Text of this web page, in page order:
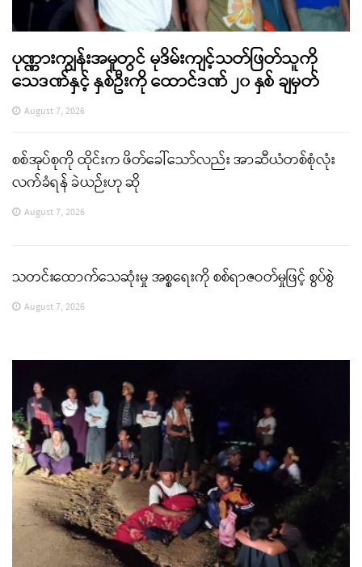
ပုဏ္ဏားကျွန်းအမှုတွင် မုဒိမ်းကျင့်သတ်ဖြတ်သူကို
သေဒဏ်နှင့် နှစ်ဦးကို ထောင်ဒဏ် ၂၀ နှစ် ချမှတ်
August 7, 2026
စစ်အုပ်စုကို ထိုင်းက ဖိတ်ခေါ်သော်လည်း အာဆီယံတစ်စုံလုံး
လက်ခံရန် ခဲယဉ်းဟု ဆို
August 7, 2026
သတင်းထောက်သေဆုံးမှု အစ္စရေးကို စစ်ရာဇဝတ်မှုဖြင့် စွပ်စွဲ
August 7, 2026